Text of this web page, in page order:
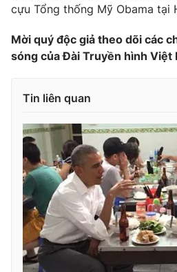
VTV Money
VTV Sức khoẻ
Thị trường 24h
VTV4
VTV9
Liên hệ tòa soạn
cựu Tổng thống Mỹ Obama tại
Mời quý độc giả theo dõi các
sóng của Đài Truyền hình Việt
Tin liên quan